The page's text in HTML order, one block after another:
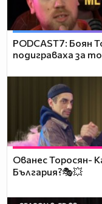
PODCAST7: ‪Боян
подиграваха за
Ованес Торосян-
България?🎭💥